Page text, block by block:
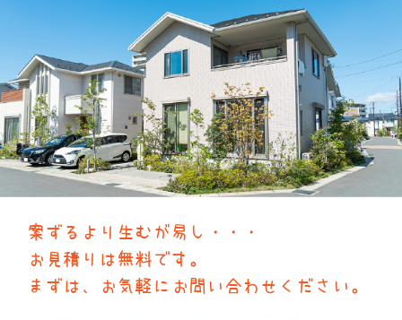
案ずるより生むが易し・・・
お見積りは無料です。
まずは、お気軽にお問い合わせください。